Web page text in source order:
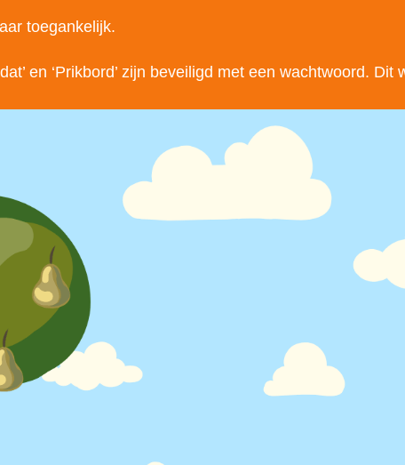
toegankelijk.
en ‘Prikbord’ zijn beveiligd met een wachtwoord.